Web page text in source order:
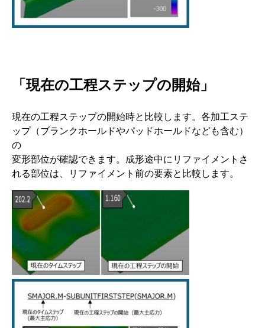
「現在の工程ステップの開始」
現在の工程ステップの開始時と比較します。各加工ステ
ップ（ブランクホールドやパッドホールドなども含む）
の
変形部位が確認できます。成形途中にリファイメントさ
れる部位は、リファイメント前の要素と比較します。